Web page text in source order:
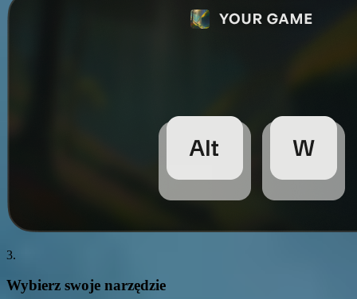
3.
Wybierz swoje narzędzie